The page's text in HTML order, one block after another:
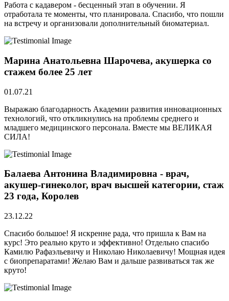
Работа с кадавером - бесценный этап в обучении. Я
отработала те моменты, что планировала. Спасибо, что пошли
на встречу и организовали дополнительный биоматериал.
Марина Анатольевна Шарочева, акушерка со
стажем более 25 лет
01.07.21
Выражаю благодарность Академии развития инновационных
технологий, что откликнулись на проблемы среднего и
младшего медицинского персонала. Вместе мы ВЕЛИКАЯ
СИЛА!
Балаева Антонина Владимировна - врач,
акушер-гинеколог, врач высшей категории, стаж
23 года, Королев
23.12.22
Спасибо большое! Я искренне рада, что пришла к Вам на
курс! Это реально круто и эффективно! Отдельно спасибо
Камилю Рафаэльевичу и Николаю Николаевичу! Мощная идея
с биопрепаратами! Желаю Вам и дальше развиваться так же
круто!